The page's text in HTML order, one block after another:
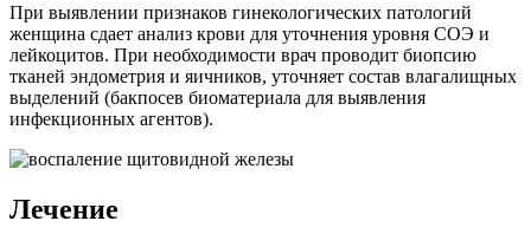
При выявлении признаков гинекологических патологий
женщина сдает анализ крови для уточнения уровня СОЭ и
лейкоцитов. При необходимости врач проводит биопсию
тканей эндометрия и яичников, уточняет состав влагалищных
выделений (бакпосев биоматериала для выявления
инфекционных агентов).
Лечение